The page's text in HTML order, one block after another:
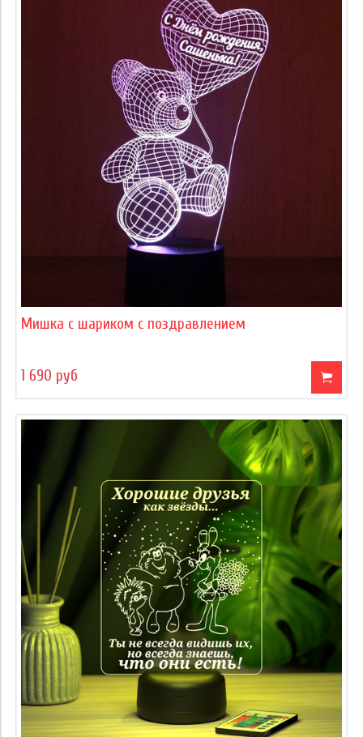
Мишка с шариком с поздравлением
1 690 руб